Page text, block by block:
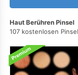
Haut Berühren Pinsel
107 kostenlosen